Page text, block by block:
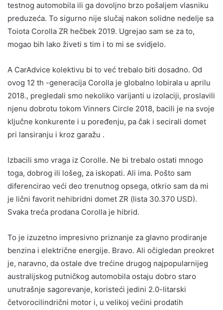
testnog automobila ili ga dovoljno brzo pošaljem vlasniku
preduzeća. To sigurno nije slučaj nakon solidne nedelje sa
Toiota Corolla ZR hečbek 2019. Ugrejao sam se za to,
mogao bih lako živeti s tim i to mi se svidjelo.
A CarAdvice kolektivu bi to već trebalo biti dosadno. Od
ovog 12 th -generacija Corolla je globalno lobirala u aprilu
2018., pregledali smo nekoliko varijanti u izolaciji, proslavili
njenu dobrotu tokom Vinners Circle 2018, bacili je na svoje
ključne konkurente i u poređenju, pa čak i secirali domet
pri lansiranju i kroz garažu .
Izbacili smo vraga iz Corolle. Ne bi trebalo ostati mnogo
toga, dobrog ili lošeg, za iskopati. Ali ima. Pošto sam
diferencirao veći deo trenutnog opsega, otkrio sam da mi
je lični favorit nehibridni domet ZR (lista 30.370 USD).
Svaka treća prodana Corolla je hibrid.
To je izuzetno impresivno priznanje za glavno prodiranje
benzina i električne energije. Bravo. Ali očigledan preokret
je, naravno, da ostale dve trećine drugog najpopularnijeg
australijskog putničkog automobila ostaju dobro staro
unutrašnje sagorevanje, koristeći jedini 2.0-litarski
četvorocilindrični motor i, u velikoj većini prodatih